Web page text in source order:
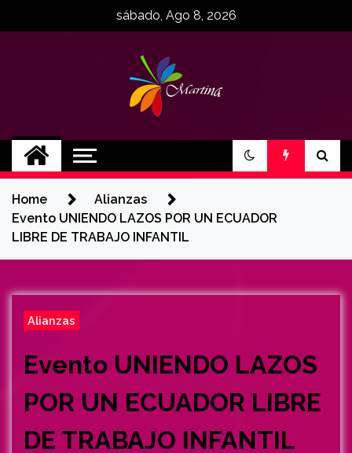
sábado, Ago 8, 2026
MartinaCE
Martina Construyendo Esperanza
Home
Alianzas
Evento UNIENDO LAZOS POR UN ECUADOR
LIBRE DE TRABAJO INFANTIL
Alianzas
Evento UNIENDO LAZOS
POR UN ECUADOR LIBRE
DE TRABAJO INFANTIL